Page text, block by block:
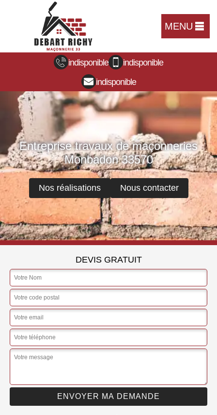
MENU
indisponible
indisponible
indisponible
Entreprise travaux de maçonneries
Monbadon 33570
Nos réalisations Nous contacter
DEVIS GRATUIT